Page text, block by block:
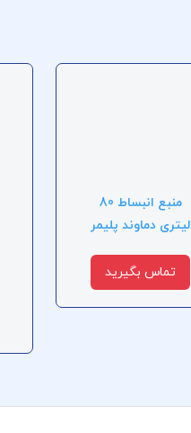
منبع انبساط 80
لیتری دماوند پلیمر
تماس بگیرید